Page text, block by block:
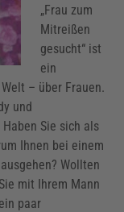
„Frau zum
Mitreißen
gesucht“ ist
ein
– über Frauen.
und
Sie sich als
Ihnen bei einem
Wollten
mit Ihrem Mann
paar